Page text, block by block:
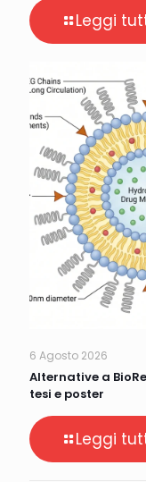
Leggi
6 Agosto 2026
Alternative a
tesi e poster
Leggi